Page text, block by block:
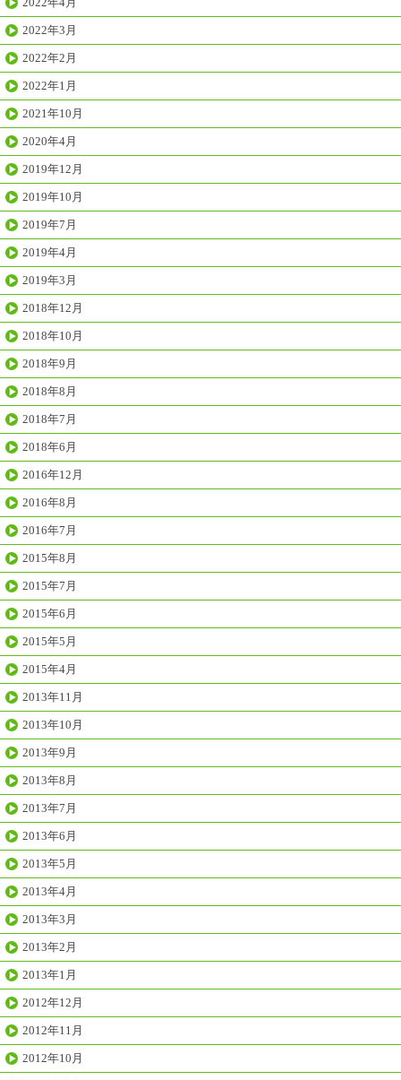
2022年3月
2022年2月
2022年1月
2021年10月
2020年4月
2019年12月
2019年10月
2019年7月
2019年4月
2019年3月
2018年12月
2018年10月
2018年9月
2018年8月
2018年7月
2018年6月
2016年12月
2016年8月
2016年7月
2015年8月
2015年7月
2015年6月
2015年5月
2015年4月
2013年11月
2013年10月
2013年9月
2013年8月
2013年7月
2013年6月
2013年5月
2013年4月
2013年3月
2013年2月
2013年1月
2012年12月
2012年11月
2012年10月